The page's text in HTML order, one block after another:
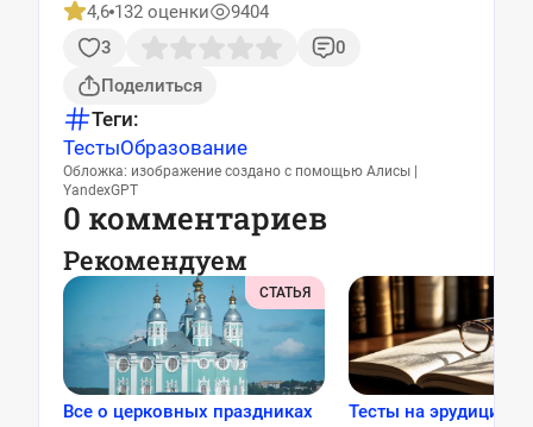
4,6 132 оценки
9404
3
0
Поделиться
Теги:
ТестыОбразование
Обложка: изображение создано с помощью Алисы |
YandexGPT
0 комментариев
Рекомендуем
СТАТЬЯ
Все о церковных праздниках Тесты на эрудицию